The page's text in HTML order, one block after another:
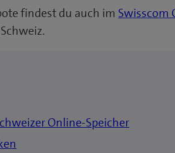
findest du auch im Swisscom
Online-Speicher